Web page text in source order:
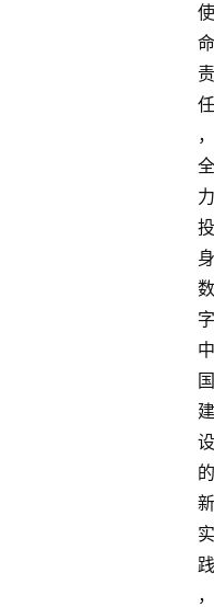
使
命
责
任
，
全
力
投
身
数
字
中
国
建
设
的
新
实
践
，